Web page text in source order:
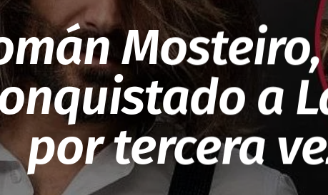
a
por tercera